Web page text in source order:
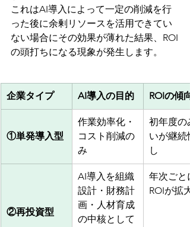
これはAI導入によって一定の削減を行
った後に余剰リソースを活用できてい
ない場合にその効果が薄れた結果、ROI
の頭打ちになる現象が発生します。
企業タイプ AI導入の目的 ROIの傾向
①単発導入型
作業効率化・
コスト削減の
み
初年度の
いが継続
し
②再投資型
AI導入を組織
設計・財務計
画・人材育成
の中核として
年次ごと
ROIが拡大